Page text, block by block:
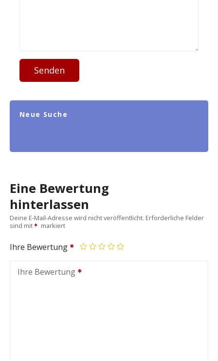
Senden
Neue Suche
Eine Bewertung
hinterlassen
Deine E-Mail-Adresse wird nicht veröffentlicht. Erforderliche Felder
sind mit
markiert
Ihre Bewertung
Ihre Bewertung